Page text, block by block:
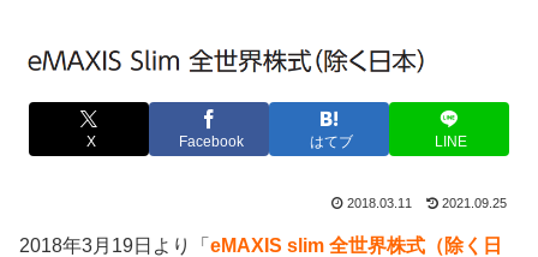
X Facebook はてブ LINE
2018.03.11 2021.09.25
2018年3月19日より「 eMAXIS slim 全世界株式（除く日